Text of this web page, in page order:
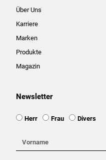
Über Uns
Karriere
Marken
Produkte
Magazin
Newsletter
Ansprache
Herr Frau Divers
Vorname